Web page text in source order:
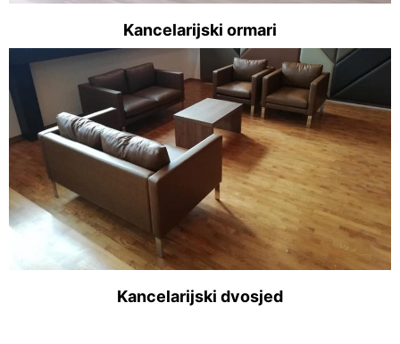
Kancelarijski ormari
Kancelarijski dvosjed